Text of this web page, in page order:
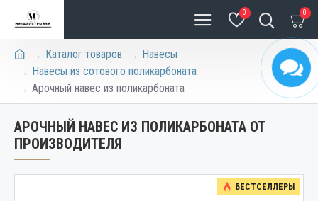
0 0
Каталог товаров
Навесы
Навесы из сотового поликарбоната
Арочный навес из поликарбоната
АРОЧНЫЙ НАВЕС ИЗ ПОЛИКАРБОНАТА ОТ
ПРОИЗВОДИТЕЛЯ
БЕСТСЕЛЛЕРЫ